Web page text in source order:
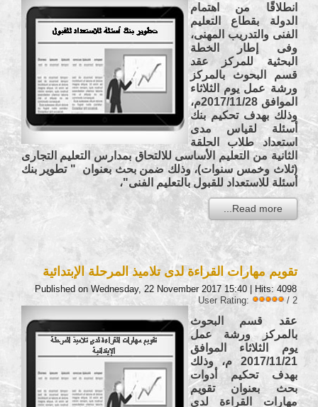
انطلاقًا من اهتمام
الدولة بقطاع التعليم
الفنى والتدريب المهنى،
وفى إطار الخطة
البحثية للمركز عقد
قسم البحوث بالمركز
ورشة عمل يوم الثلاثاء
الموافق 2017/11/28م،
وذلك بهدف تحكيم بنك
أسئلة لقياس مدى
استعداد طلاب الحلقة
الثانية من التعليم الأساسى للالتحاق بمدارس التعليم التجارى
(ثلاث وخمس سنوات)، وذلك ضمن بحث بعنوان " تطوير بنك
أسئلة للاستعداد للقبول بالتعليم الفنى"،
Read more...
تقويم مهارات القراءة لدى تلاميذ المرحلة الإبتدائية
Published on Wednesday, 22 November 2017 15:40| Hits: 4098
User Rating:
/ 2
عقد قسم البحوث
بالمركز ورشة عمل
يوم الثلاثاء الموافق
2017/11/21 م، وذلك
بهدف تحكيم أدوات
بحث بعنوان تقويم
مهارات القراءة لدى